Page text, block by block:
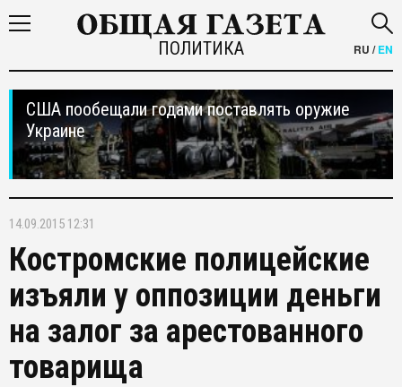
ПОЛИТИКА RU /EN
США пообещали годами поставлять оружие
Украине
14.09.2015 12:31
Костромские полицейские
изъяли у оппозиции деньги
на залог за арестованного
товарища